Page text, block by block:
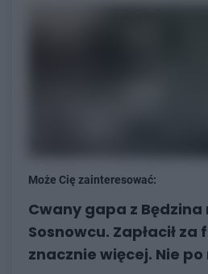
Może Cię zainteresować:
Cwany gapa z Będzina
Sosnowcu. Zapłacił za
znacznie więcej. Nie